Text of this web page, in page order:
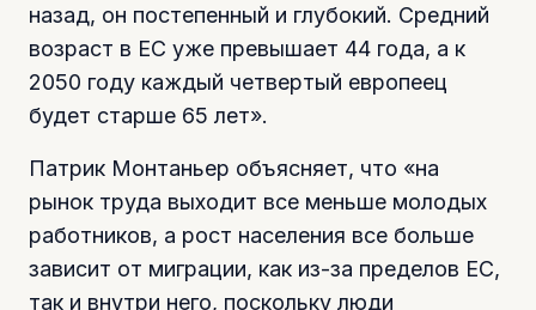
назад, он постепенный и глубокий. Средний
возраст в ЕС уже превышает 44 года, а к
2050 году каждый четвертый европеец
будет старше 65 лет».
Патрик Монтаньер объясняет, что «на
рынок труда выходит все меньше молодых
работников, а рост населения все больше
зависит от миграции, как из-за пределов ЕС,
так и внутри него, поскольку люди